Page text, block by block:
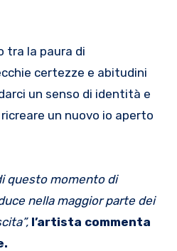
tra la paura di
certezze e abitudini
un senso di identità e
un nuovo io aperto
questo momento di
nella maggior parte dei
l’artista commenta